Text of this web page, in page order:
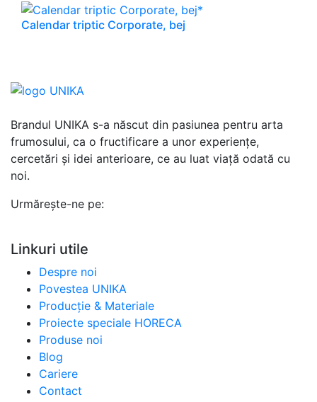
Calendar triptic Corporate, bej
Brandul UNIKA s-a născut din pasiunea pentru arta
frumosului, ca o fructificare a unor experiențe,
cercetări și idei anterioare, ce au luat viață odată cu
noi.
Urmărește-ne pe:
Linkuri utile
Despre noi
Povestea UNIKA
Producție & Materiale
Proiecte speciale HORECA
Produse noi
Blog
Cariere
Contact